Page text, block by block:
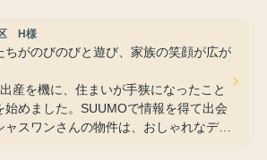
H様
ちがのびのびと遊び、家族の笑顔が広が
出産を機に、住まいが手狭になったこと
始めました。SUUMOで情報を得て出会
ャスワンさんの物件は、おしゃれなデザ